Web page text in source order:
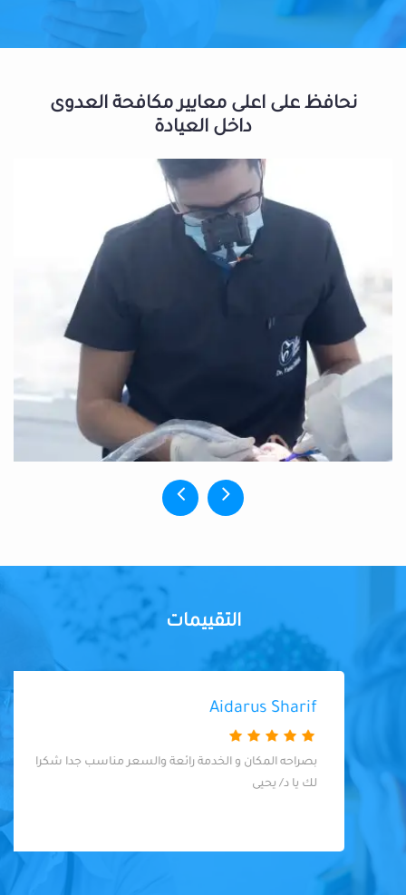
نحافظ على اعلى معايير مكافحة العدوى
داخل العيادة
التقييمات
Aidarus Sharif
بصراحه المكان و الخدمة رائعة والسعر مناسب جدا شكرا
لك يا د/ يحيى